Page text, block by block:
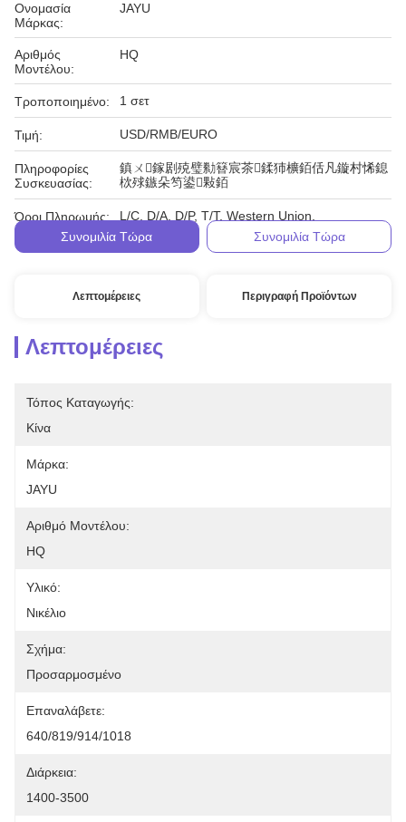
Ονομασία
Μάρκας:
JAYU
Αριθμός
Μοντέλου:
HQ
Τροποποιημένο: 1 σετ
Τιμή: USD/RMB/EURO
Πληροφορίες
Συσκευασίας:
鎮ㄨ鎵剧殑璧勬簮宸茶鍒犻櫎銆佸凡鏇村悕鎴
栨殏鏃朵笉鍙敤銆
Όροι Πληρωμής:
L/C, D/A, D/P, T/T, Western Union,
Συνομιλία Τώρα
Συνομιλία Τώρα
Λεπτομέρειες Περιγραφή Προϊόντων
Λεπτομέρειες
Τόπος Καταγωγής:
Κίνα
Μάρκα:
JAYU
Αριθμό Μοντέλου:
HQ
Υλικό:
Νικέλιο
Σχήμα:
Προσαρμοσμένο
Επαναλάβετε:
640/819/914/1018
Διάρκεια:
1400-3500